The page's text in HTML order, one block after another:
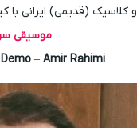
(قدیمی) ایرانی با
موسیقی
–Amir Rahimi